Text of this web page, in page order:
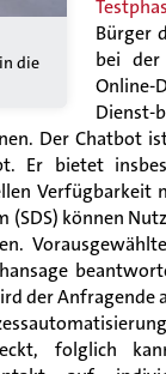
die
Bürger
bei
Online-
Dienst-
Der Chatbot
Er bietet
(SDS) können
der Anfragende
folglich